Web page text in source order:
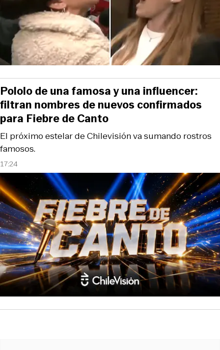
17:24
El próximo estelar de Chilevisión va sumando rostros
famosos.
Pololo de una famosa y una influencer:
filtran nombres de nuevos confirmados
para Fiebre de Canto